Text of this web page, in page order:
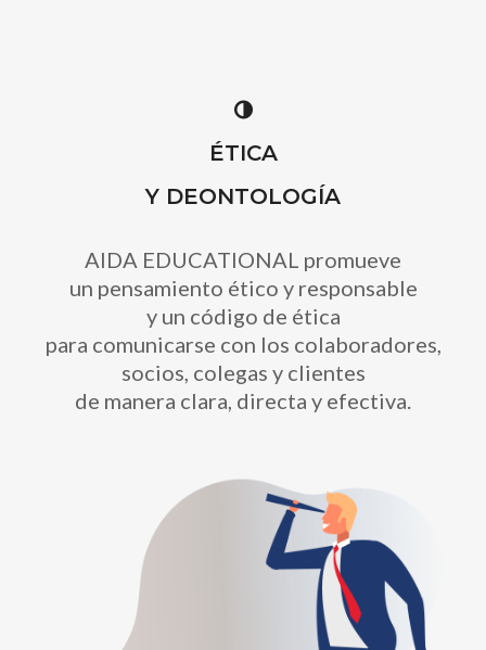
ÉTICA
Y DEONTOLOGÍA
AIDA EDUCATIONAL promueve
un pensamiento ético y responsable
y un código de ética
para comunicarse con los colaboradores,
socios, colegas y clientes
de manera clara, directa y efectiva.